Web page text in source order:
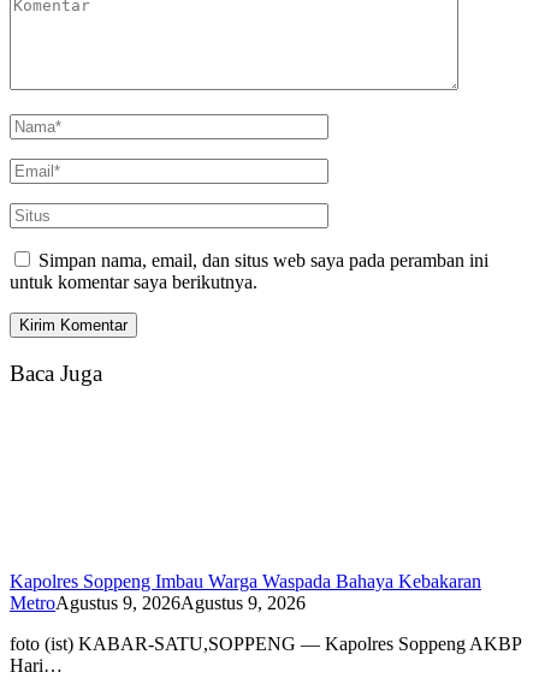
Simpan nama, email, dan situs web saya pada peramban ini
untuk komentar saya berikutnya.
Baca Juga
Kapolres Soppeng Imbau Warga Waspada Bahaya Kebakaran
MetroAgustus 9, 2026Agustus 9, 2026
foto (ist) KABAR-SATU,SOPPENG — Kapolres Soppeng AKBP
Hari…